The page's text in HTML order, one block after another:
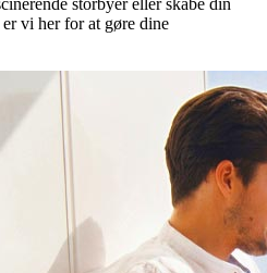
vi her for at gøre dine